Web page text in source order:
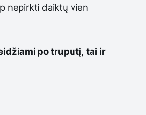
nepirkti daiktų vien
po truputį, tai ir